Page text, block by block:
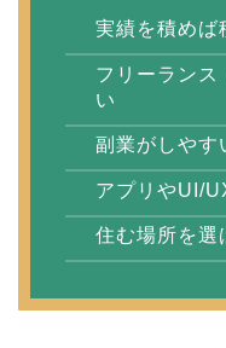
実績を積めば
フリーランス
い
副業がしやす
アプリやUI/
住む場所を選